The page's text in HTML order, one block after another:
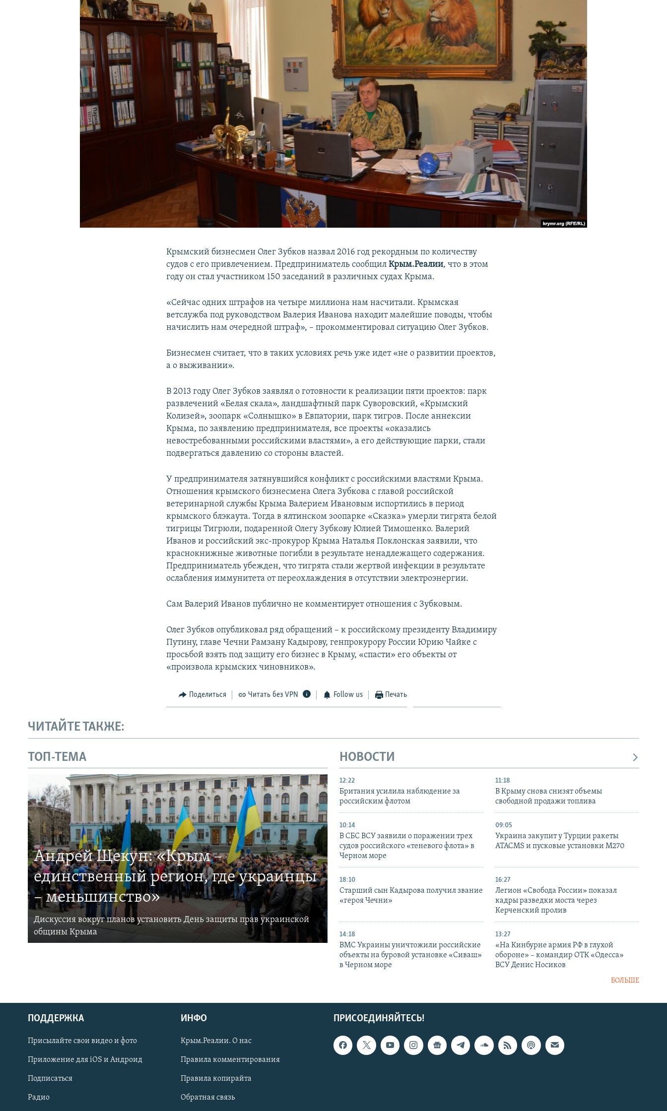
КРЫМ.НЕПОКОРЕННЫЙ
УКРАИНСКАЯ ПРОБЛЕМА КРЫМА
Українською
Qırımtatar
ПРИСОЕДИНЯЙТЕСЬ!
Крымский бизнесмен Олег Зубков назвал 2016 год рекордным по количеству
судов с его привлечением. Предприниматель сообщилКрым.Реалии, что в этом
году он стал участником 150 заседаний в различных судах Крыма.
«Сейчас одних штрафов на четыре миллиона нам насчитали. Крымская
ветслужба под руководством Валерия Иванова находит малейшие поводы, чтобы
начислить нам очередной штраф», – прокомментировал ситуацию Олег Зубков.
Бизнесмен считает, что в таких условиях речь уже идет «не о развитии проектов,
а о выживании».
В 2013 году Олег Зубков заявлял о готовности к реализации пяти проектов: парк
развлечений «Белая скала», ландшафтный парк Суворовский, «Крымский
Колизей», зоопарк «Солнышко» в Евпатории, парк тигров. После аннексии
Крыма, по заявлению предпринимателя, все проекты «оказались
невостребованными российскими властями», а его действующие парки, стали
подвергаться давлению со стороны властей.
У предпринимателя затянувшийся конфликт с российскими властями Крыма.
Отношения крымского бизнесмена Олега Зубкова с главой российской
ветеринарной службы Крыма Валерием Ивановым испортились в период
крымского блэкаута. Тогда в ялтинском зоопарке «Сказка» умерли тигрята белой
тигрицы Тигрюли, подаренной Олегу Зубкову Юлией Тимошенко. Валерий
Иванов и российский экс-прокурор Крыма Наталья Поклонская заявили, что
краснокнижные животные погибли в результате ненадлежащего содержания.
Предприниматель убежден, что тигрята стали жертвой инфекции в результате
ослабления иммунитета от переохлаждения в отсутствии электроэнергии.
Сам Валерий Иванов публично не комментирует отношения с Зубковым.
Олег Зубков опубликовал ряд обращений – к российскому президенту Владимиру
Путину, главе Чечни Рамзану Кадырову, генпрокурору России Юрию Чайке с
просьбой взять под защиту его бизнес в Крыму, «спасти» его объекты от
«произвола крымских чиновников».
Поделиться Читать без VPN Follow us Печать
ЧИТАЙТЕ ТАКЖЕ:
ТОП-ТЕМА
Андрей Щекун: «Крым –
единственный регион, где украинцы
– меньшинство»
Дискуссия вокруг планов установить День защиты прав украинской
общины Крыма
НОВОСТИ
12:22
Британия усилила наблюдение за
российским флотом
11:18
В Крыму снова снизят объемы
свободной продажи топлива
10:14
В СБС ВСУ заявили о поражении трех
судов российского «теневого флота» в
Черном море
09:05
Украина закупит у Турции ракеты
ATACMS и пусковые установки M270
18:10
Старший сын Кадырова получил звание
«героя Чечни»
16:27
Легион «Свобода России» показал
кадры разведки моста через
Керченский пролив
14:18
ВМС Украины уничтожили российские
объекты на буровой установке «Сиваш»
в Черном море
13:27
«На Кинбурне армия РФ в глухой
обороне» – командир ОТК «Одесса»
ВСУ Денис Носиков
БОЛЬШЕ
ПРИСОЕДИНЯЙТЕСЬ!
ПОДДЕРЖКА
Присылайте свои видео и фото
Приложение для iOS и Андроид
Подписаться
Радио
ИНФО
Крым.Реалии. О нас
Правила комментирования
Правила копирайта
Обратная связь